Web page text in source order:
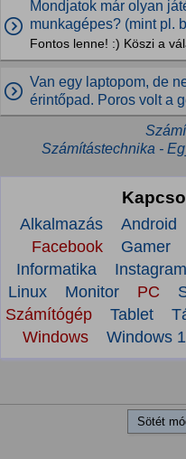
Mondjatok már olyan
munkagépes? (mint pl.
Fontos lenne! :) Köszi a
Van egy laptopom, de
érintőpad. Poros volt a
Számítástechnika -
Alkalmazás Android
Facebook
Gamer
Informatika
Instagram
Linux
Monitor PC
Számítógép
Tablet
Windows
Windows
Sötét